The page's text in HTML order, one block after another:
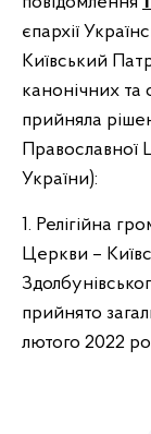
єпархії
Київський
канонічних та
прийняла
Православної
України):
1. Релігійна
Церкви –
прийнято
лютого 2022